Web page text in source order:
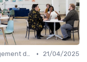
Engagement des Fans •
21/04/2025